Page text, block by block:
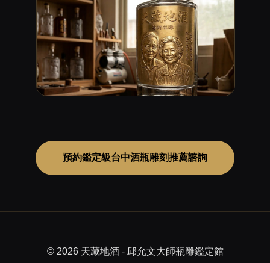
預約鑑定級台中酒瓶雕刻推薦諮詢
© 2026 天藏地酒 - 邱允文大師瓶雕鑑定館